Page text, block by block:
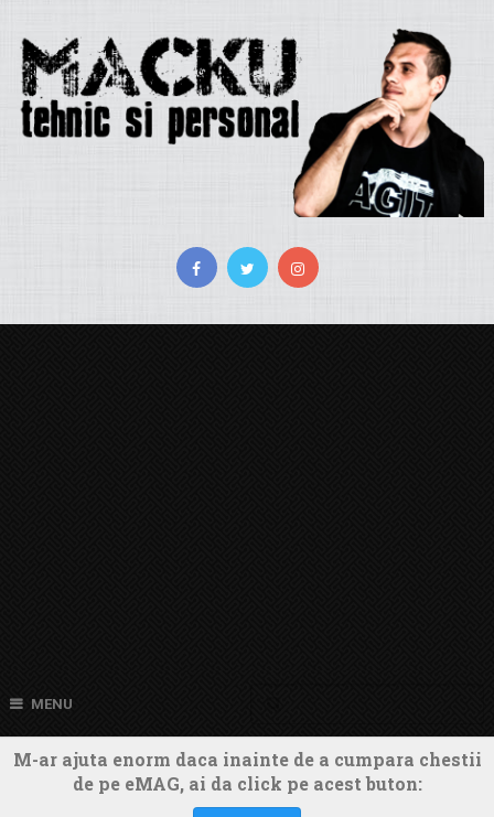
MENU
M-ar ajuta enorm daca inainte de a cumpara chestii
de pe eMAG, ai da click pe acest buton: